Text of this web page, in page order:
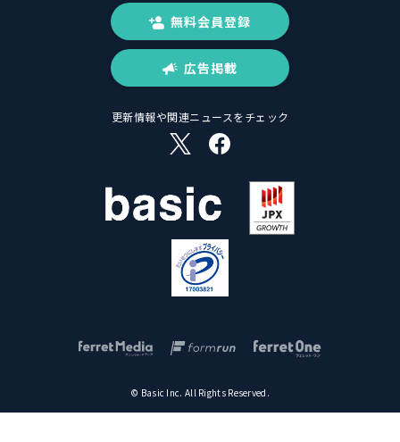
無料会員登録
広告掲載
更新情報や関連ニュースをチェック
© Basic Inc. All Rights Reserved.